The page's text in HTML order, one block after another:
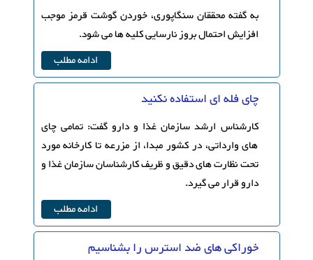
به گفته محققان سنگاپوری، خوردن گوشت قرمز موجب
افزایش احتمال بروز نارسایی کلیه ها می شود.
ادامه مطلب
چای فله ای استفاده نکنید
کارشناس ارشد سازمان غذا و دارو گفت: تمامی چای
های وارداتی، در کشور مبدا، از مزرعه تا کارخانه مورد
تحت نظارت های دقیق و ظریف کارشناسان سازمان غذا و
دارو قرار می گیرد.
ادامه مطلب
خوراکی های ضد استرس را بشناسیم